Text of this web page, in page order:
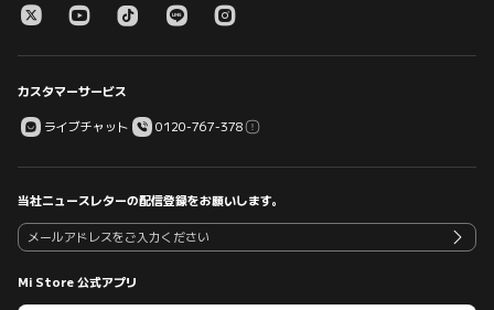
カスタマーサービス
ライブチャット 0120-767-378
当社ニュースレターの配信登録をお願いします。
Mi Store 公式アプリ